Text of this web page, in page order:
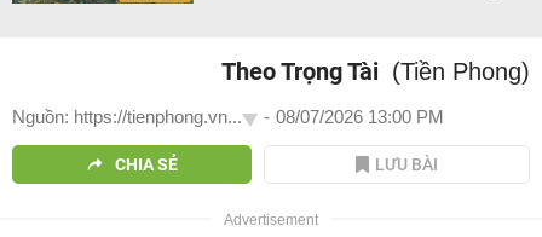
Theo Trọng Tài (Tiền Phong)
Nguồn: https://tienphong.vn... - 08/07/2026 13:00 PM
CHIA SẺ LƯU BÀI